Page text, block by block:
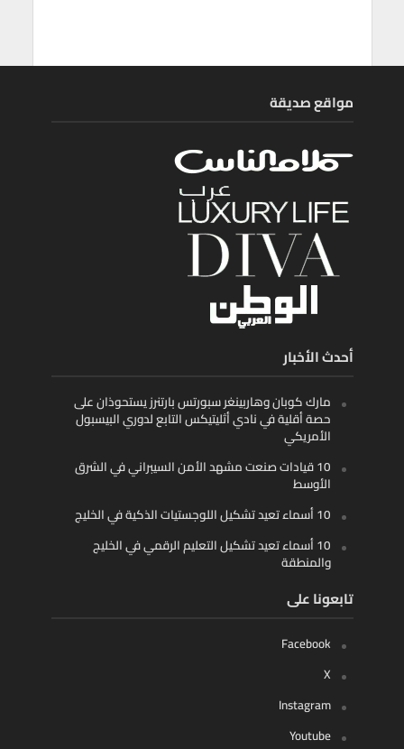
مواقع صديقة
أحدث الأخبار
مارك كوبان وهاربينغر سبورتس بارتنرز يستحوذان على
حصة أقلية في نادي أثليتيكس التابع لدوري البيسبول
الأمريكي
10 قيادات صنعت مشهد الأمن السيبراني في الشرق
الأوسط
10 أسماء تعيد تشكيل اللوجستيات الذكية في الخليج
10 أسماء تعيد تشكيل التعليم الرقمي في الخليج
والمنطقة
تابعونا على
Facebook
X
Instagram
Youtube